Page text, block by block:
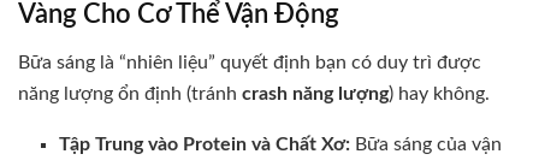
Vàng Cho Cơ Thể Vận Động
Bữa sáng là “nhiên liệu” quyết định bạn có duy trì được
năng lượng ổn định (tránh crash năng lượng) hay không.
Tập Trung vào Protein và Chất Xơ: Bữa sáng của vận